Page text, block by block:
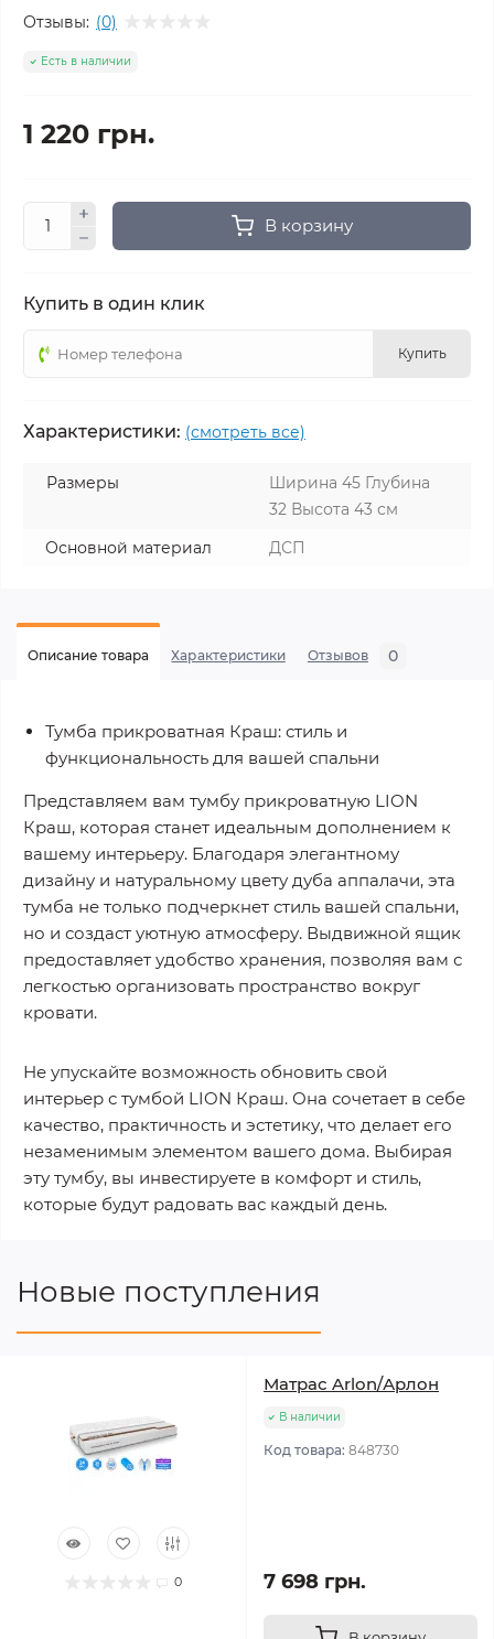
Отзывы: (0)
Есть в наличии
1 220 грн.
В корзину
Купить в один клик
Купить
Характеристики: (смотреть все)
Размеры
Ширина 45 Глубина
32 Высота 43 см
Основной материал
ДСП
Описание товара Характеристики Отзывов 0
Тумба прикроватная Краш: стиль и
функциональность для вашей спальни
Представляем вам тумбу прикроватную LION
Краш, которая станет идеальным дополнением к
вашему интерьеру. Благодаря элегантному
дизайну и натуральному цвету дуба аппалачи, эта
тумба не только подчеркнет стиль вашей спальни,
но и создаст уютную атмосферу. Выдвижной ящик
предоставляет удобство хранения, позволяя вам с
легкостью организовать пространство вокруг
кровати.
Не упускайте возможность обновить свой
интерьер с тумбой LION Краш. Она сочетает в себе
качество, практичность и эстетику, что делает его
незаменимым элементом вашего дома. Выбирая
эту тумбу, вы инвестируете в комфорт и стиль,
которые будут радовать вас каждый день.
Новые поступления
0
Матрас Arlon/Арлон
В наличии
Код товара: 848730
7 698 грн.